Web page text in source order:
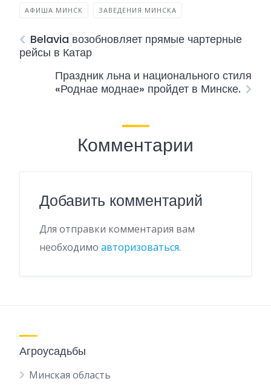
АФИША МИНСК ЗАВЕДЕНИЯ МИНСКА
Belavia возобновляет прямые чартерные
рейсы в Катар
Праздник льна и национального стиля
«Роднае моднае» пройдет в Минске.
Комментарии
Добавить комментарий
Для отправки комментария вам
необходимо авторизоваться.
Агроусадьбы
Минская область